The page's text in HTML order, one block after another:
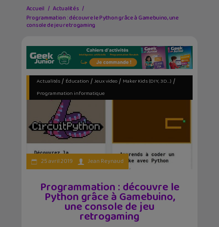
Accueil
Actualités
Programmation : découvre le Python grâce à Gamebuino, une
console de jeu retrogaming
Actualités/ Éducation / Jeux video/ Maker Kids (DIY, 3D...) /
Programmation informatique
25 avril 2019 Jean Reynaud
Programmation : découvre le
Python grâce à Gamebuino,
une console de jeu
retrogaming